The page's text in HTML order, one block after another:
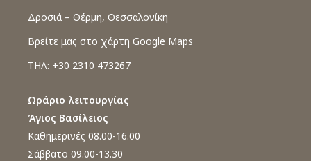
Δροσιά – Θέρμη, Θεσσαλονίκη
Βρείτε μας στο χάρτη Google Maps
ΤΗΛ: +30 2310 473267
Ωράριο λειτουργίας
Άγιος Βασίλειος
Καθημερινές 08.00-16.00
Σάββατο 09.00-13.30